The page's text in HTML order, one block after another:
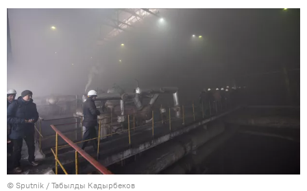
© Sputnik / Табылды Кадырбеков